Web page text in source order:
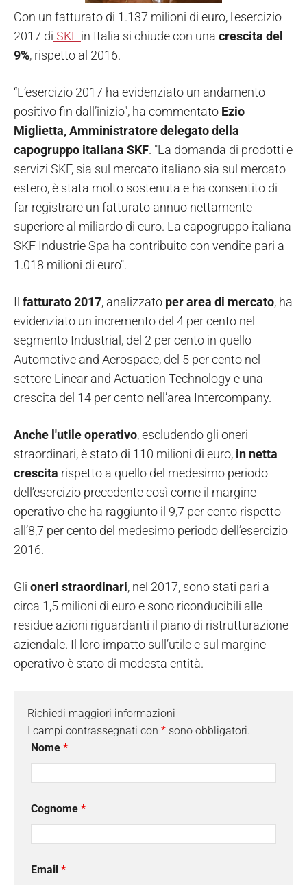
Con un fatturato di 1.137 milioni di euro, l'esercizio
2017 di SKF in Italia si chiude con una crescita del
9%, rispetto al 2016.
“L’esercizio 2017 ha evidenziato un andamento
positivo fin dall’inizio", ha commentato Ezio
Miglietta, Amministratore delegato della
capogruppo italiana SKF. "La domanda di prodotti e
servizi SKF, sia sul mercato italiano sia sul mercato
estero, è stata molto sostenuta e ha consentito di
far registrare un fatturato annuo nettamente
superiore al miliardo di euro. La capogruppo italiana
SKF Industrie Spa ha contribuito con vendite pari a
1.018 milioni di euro".
Il fatturato 2017, analizzato per area di mercato, ha
evidenziato un incremento del 4 per cento nel
segmento Industrial, del 2 per cento in quello
Automotive and Aerospace, del 5 per cento nel
settore Linear and Actuation Technology e una
crescita del 14 per cento nell’area Intercompany.
Anche l'utile operativo, escludendo gli oneri
straordinari, è stato di 110 milioni di euro, in netta
crescita rispetto a quello del medesimo periodo
dell’esercizio precedente così come il margine
operativo che ha raggiunto il 9,7 per cento rispetto
all’8,7 per cento del medesimo periodo dell’esercizio
2016.
Gli oneri straordinari, nel 2017, sono stati pari a
circa 1,5 milioni di euro e sono riconducibili alle
residue azioni riguardanti il piano di ristrutturazione
aziendale. Il loro impatto sull’utile e sul margine
operativo è stato di modesta entità.
Richiedi maggiori informazioni
I campi contrassegnati con * sono obbligatori.
Nome *
Cognome *
Email *